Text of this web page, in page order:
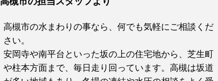
高槻市の水まわりの事なら、何でも気軽にご相談くだ
さい。
安岡寺や南平台といった坂の上の住宅地から、芝生町
や柱本方面まで、毎日走り回っています。高槻は坂道